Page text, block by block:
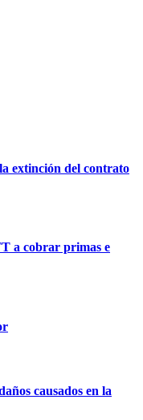
extinción del contrato
a cobrar primas e
causados en la